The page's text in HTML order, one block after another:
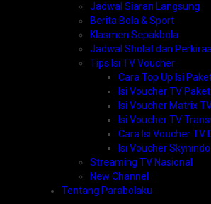
Jadwal Siaran Langsung
Berita Bola & Sport
Klasmen Sepakbola
Jadwal Sholat dan
Tips Isi TV Voucher
Cara Top Up Isi
Isi Voucher TV
Isi Voucher Matrix
Isi Voucher TV
Cara Isi Voucher TV
Isi Voucher Skynindo
Streaming TV Nasional
New Channel
Tentang Parabolaku